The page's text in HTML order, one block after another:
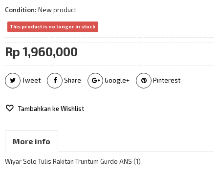
Condition: New product
This product is no longer in stock
Rp‎ 1,960,000
Tweet Share Google+ Pinterest
Tambahkan ke Wishlist
More info
Wiyar Solo Tulis Rakitan Truntum Gurdo ANS (1)